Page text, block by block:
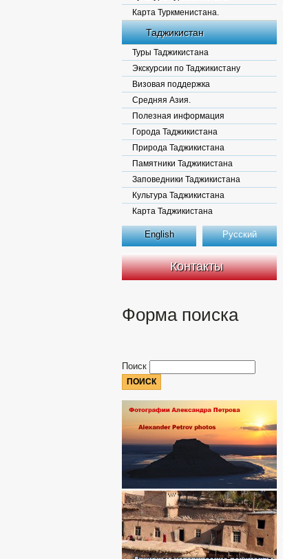
Карта Туркменистана.
Таджикистан
Туры Таджикистана
Экскурсии по Таджикистану
Визовая поддержка
Средняя Азия.
Полезная информация
Города Таджикистана
Природа Таджикистана
Памятники Таджикистана
Заповедники Таджикистана
Культура Таджикистана
Карта Таджикистана
English Русский
Контакты
Форма поиска
Поиск